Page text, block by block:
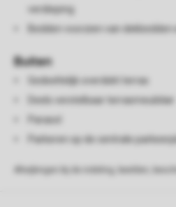
verdieping
Bedden voorzien van dekbedden
Buiten
Gedeeltelijk overdekt terras
Deels verstelbaar terrasmeubilair
Parasol
Parkeren op de centrale